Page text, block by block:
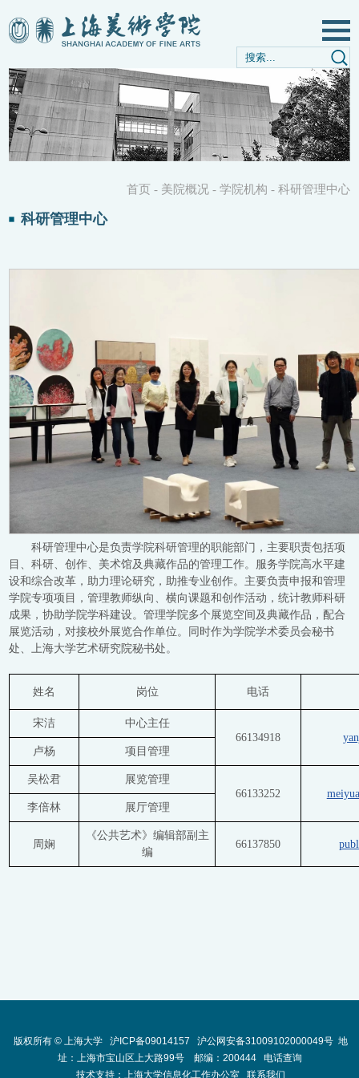
科研管理中心
首页 - 美院概况- 学院机构 - 科研管理中心
科研管理中心是负责学院科研管理的职能部门，主要职责包括项
目、科研、创作、美术馆及典藏作品的管理工作。服务学院高水平建
设和综合改革，助力理论研究，助推专业创作。主要负责申报和管理
学院专项项目，管理教师纵向、横向课题和创作活动，统计教师科研
成果，协助学院学科建设。管理学院多个展览空间及典藏作品，配合
展览活动，对接校外展览合作单位。同时作为学院学术委员会秘书
处、上海大学艺术研究院秘书处。
姓名 岗位 电话
宋洁
中心主任
66134918
卢杨
项目管理
吴松君
展览管理
66133252
李倍林
展厅管理
周娴
《公共艺术》编辑部副主
编
66137850
版权所有 © 上海大学 沪ICP备09014157 沪公网安备31009102000049号 地
址：上海市宝山区上大路99号 邮编：200444 电话查询
技术支持：
上海大学信息化工作办公室 联系我们